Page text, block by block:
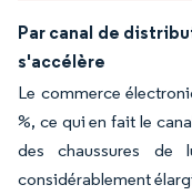
Par canal de
s'accélère
Le commerce
%, ce qui en fait le
des chaussures de
considérablement